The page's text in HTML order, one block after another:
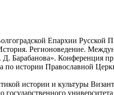
Eпархии Русской
Регионоведение.
Барабанова». Конференция
по истории Православной
истории и культуры